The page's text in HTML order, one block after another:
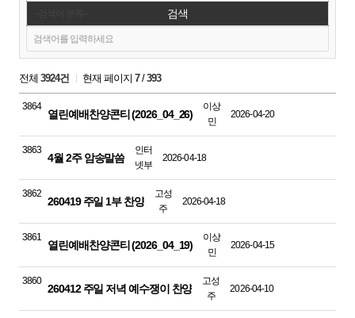
검색
전체 3924건 현재 페이지7/393
3864
열린예배찬양콘티 (2026_04_26)
이상
민
2026-04-20
3863
4월 2주 암송말씀
인터
넷부
2026-04-18
3862
260419 주일 1부 찬양
고성
주
2026-04-18
3861
열린예배찬양콘티 (2026_04_19)
이상
민
2026-04-15
3860
260412 주일 저녁 예수쟁이 찬양
고성
주
2026-04-10